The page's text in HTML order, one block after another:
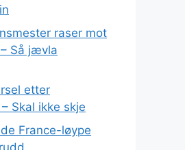
raser mot
Så jævla
etter
Skal ikke skje
France-løype